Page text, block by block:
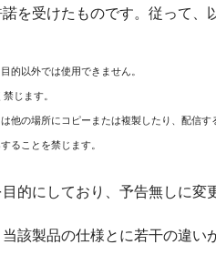
を受けたものです。従って、
的以外では使用できません。
じます。
の場所にコピーまたは複製したり、配信す
ることを禁じます。
的にしており、予告無しに変
該製品の仕様とに若干の違い